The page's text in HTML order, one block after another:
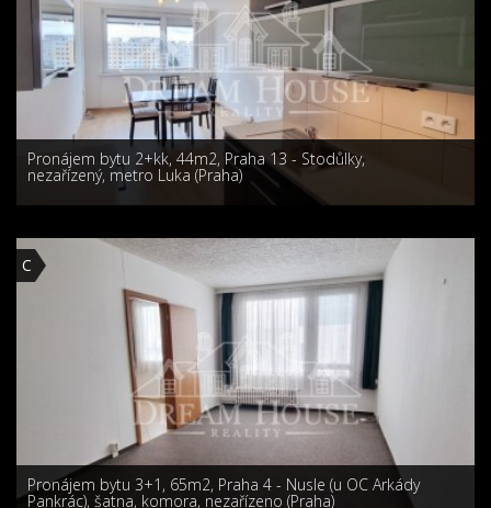
Pronájem bytu 2+kk, 44m2, Praha 13 - Stodůlky,
nezařízený, metro Luka (Praha)
C
Pronájem bytu 3+1, 65m2, Praha 4 - Nusle (u OC Arkády
Pankrác), šatna, komora, nezařízeno (Praha)